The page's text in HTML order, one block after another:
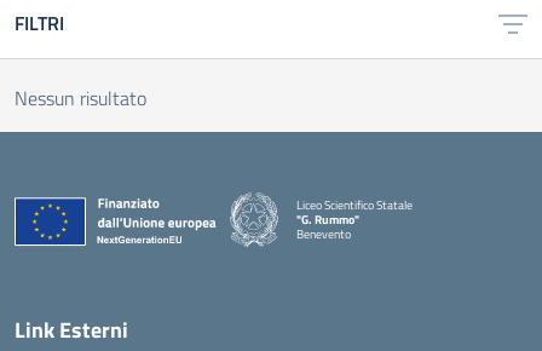
FILTRI
Nessun risultato
Liceo Scientifico Statale
"G. Rummo"
Benevento
Link Esterni